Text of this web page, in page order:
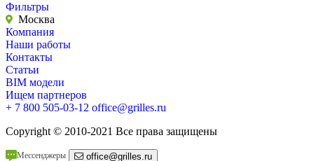
Фильтры
Москва
Компания
Наши работы
Контакты
Статьи
BIM модели
Ищем партнеров
+ 7 800 505-03-12 office@grilles.ru
Copyright © 2010-2021 Все права защищены
Мессенджеры office@grilles.ru